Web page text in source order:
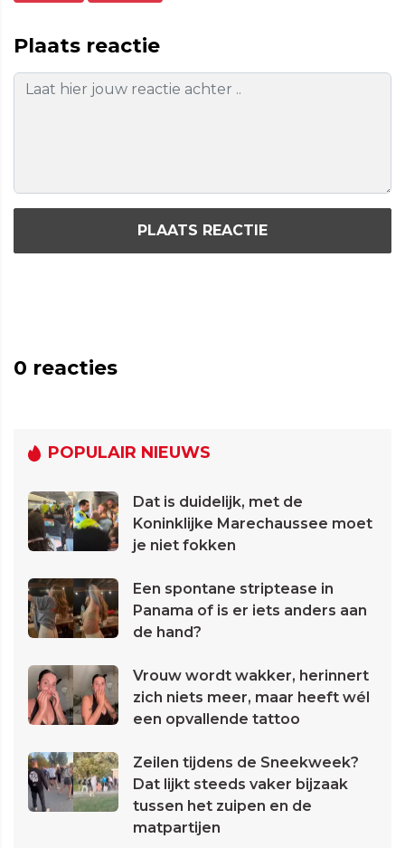
Plaats reactie
PLAATS REACTIE
0 reacties
POPULAIR NIEUWS
Dat is duidelijk, met de
Koninklijke Marechaussee moet
je niet fokken
Een spontane striptease in
Panama of is er iets anders aan
de hand?
Vrouw wordt wakker, herinnert
zich niets meer, maar heeft wél
een opvallende tattoo
Zeilen tijdens de Sneekweek?
Dat lijkt steeds vaker bijzaak
tussen het zuipen en de
matpartijen